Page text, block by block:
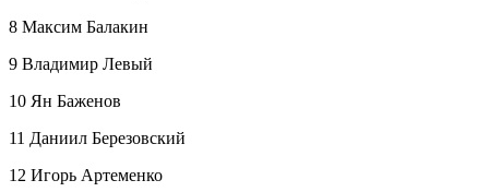
8 Максим Балакин
9 Владимир Левый
10 Ян Баженов
11 Даниил Березовский
12 Игорь Артеменко